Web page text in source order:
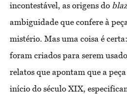
incontestável, as origens do
ambiguidade que confere à
mistério. Mas uma coisa é
foram criados para serem
relatos que apontam que a
início do século XIX,